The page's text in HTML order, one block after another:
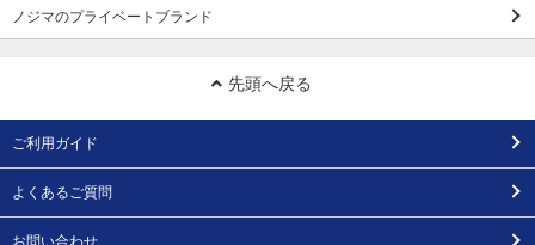
ノジマのプライベートブランド
先頭へ戻る
ご利用ガイド
よくあるご質問
お問い合わせ